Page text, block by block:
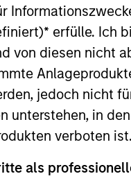
* erfülle. Ich
von diesen nicht
jedoch nicht
unterstehen, in
verboten ist.
als
Rendite kann infolge
und Index-Daten